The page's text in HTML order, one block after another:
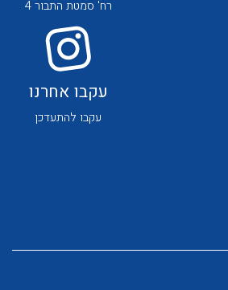
לכל מוצרי היצרן
רח' סמטת התבור 4
עקבו אחרנו
עקבו להתעדכן